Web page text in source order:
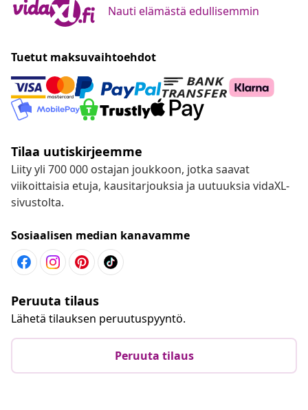
Nauti elämästä edullisemmin
Tuetut maksuvaihtoehdot
Tilaa uutiskirjeemme
Liity yli 700 000 ostajan joukkoon, jotka saavat
viikoittaisia etuja, kausitarjouksia ja uutuuksia vidaXL-
sivustolta.
Sosiaalisen median kanavamme
Peruuta tilaus
Lähetä tilauksen peruutuspyyntö.
Peruuta tilaus